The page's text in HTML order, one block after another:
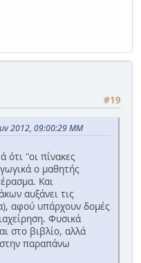
#19
2012, 09:00:29 ΜΜ
ότι "οι πίνακες
ο μαθητής
Και
αυξάνει τις
αφού υπάρχουν δομές
Φυσικά
στο βιβλίο, αλλά
παραπάνω